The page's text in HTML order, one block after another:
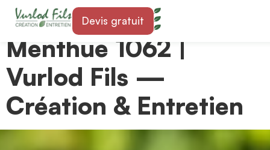
Devis gratuit
Paysagiste à Jorat-
Menthue 1062 |
Vurlod Fils —
Création & Entretien